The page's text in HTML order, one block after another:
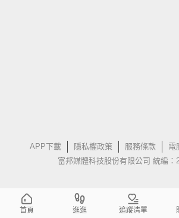
APP下載 隱私權政策 服務條款 電
富邦媒體科技股份有限公司 統編：
首頁 逛逛 追蹤清單